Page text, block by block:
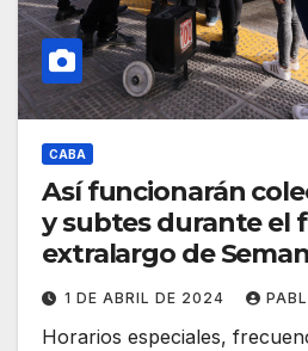
CABA
Así funcionarán
y subtes durante el
extralargo de
1 DE ABRIL DE 2024
Horarios especiales,